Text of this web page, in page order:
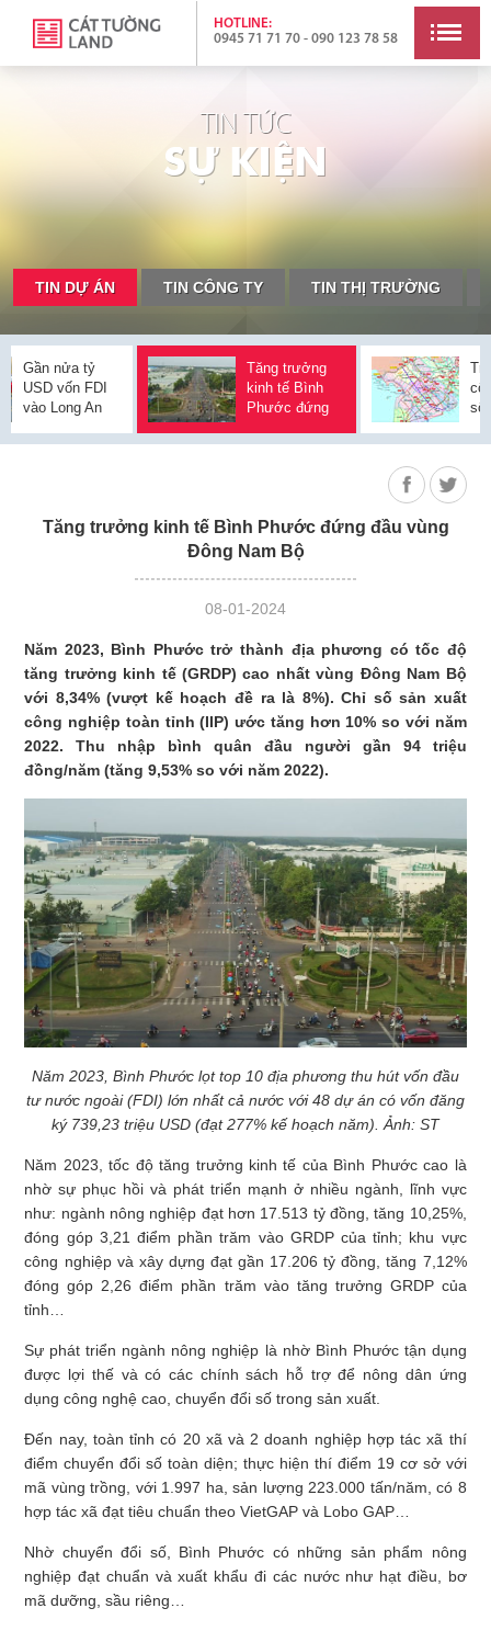
HOTLINE:
0945 71 71 70 - 090 123 78 58
TIN TỨC
SỰ KI Ệ N
TIN DỰ ÁN TIN CÔNG TY TIN THỊ TRƯỜNG
Gần nửa tỷ
USD vốn FDI
vào Long An
Tăng trưởng
kinh tế Bình
Phước đứng
Đông Nam Bộ
số
Tăng trưởng kinh tế Bình Phước đứng đầu vùng
Đông Nam Bộ
08-01-2024
Năm 2023, Bình Phước trở thành địa phương có tốc độ
tăng trưởng kinh tế (GRDP) cao nhất vùng Đông Nam Bộ
với 8,34% (vượt kế hoạch đề ra là 8%). Chỉ số sản xuất
công nghiệp toàn tỉnh (IIP) ước tăng hơn 10% so với năm
2022. Thu nhập bình quân đầu người gần 94 triệu
đồng/năm (tăng 9,53% so với năm 2022).
Năm 2023, Bình Phước lọt top 10 địa phương thu hút vốn đầu
tư nước ngoài (FDI) lớn nhất cả nước với 48 dự án có vốn đăng
ký 739,23 triệu USD (đạt 277% kế hoạch năm). Ảnh: ST
Năm 2023, tốc độ tăng trưởng kinh tế của Bình Phước cao là
nhờ sự phục hồi và phát triển mạnh ở nhiều ngành, lĩnh vực
như: ngành nông nghiệp đạt hơn 17.513 tỷ đồng, tăng 10,25%,
đóng góp 3,21 điểm phần trăm vào GRDP của tỉnh; khu vực
công nghiệp và xây dựng đạt gần 17.206 tỷ đồng, tăng 7,12%
đóng góp 2,26 điểm phần trăm vào tăng trưởng GRDP của
tỉnh…
Sự phát triển ngành nông nghiệp là nhờ Bình Phước tận dụng
được lợi thế và có các chính sách hỗ trợ để nông dân ứng
dụng công nghệ cao, chuyển đổi số trong sản xuất.
Đến nay, toàn tỉnh có 20 xã và 2 doanh nghiệp hợp tác xã thí
điểm chuyển đổi số toàn diện; thực hiện thí điểm 19 cơ sở với
mã vùng trồng, với 1.997 ha, sản lượng 223.000 tấn/năm, có 8
hợp tác xã đạt tiêu chuẩn theo VietGAP và Lobo GAP…
Nhờ chuyển đổi số, Bình Phước có những sản phẩm nông
nghiệp đạt chuẩn và xuất khẩu đi các nước như hạt điều, bơ
mã dưỡng, sầu riêng…